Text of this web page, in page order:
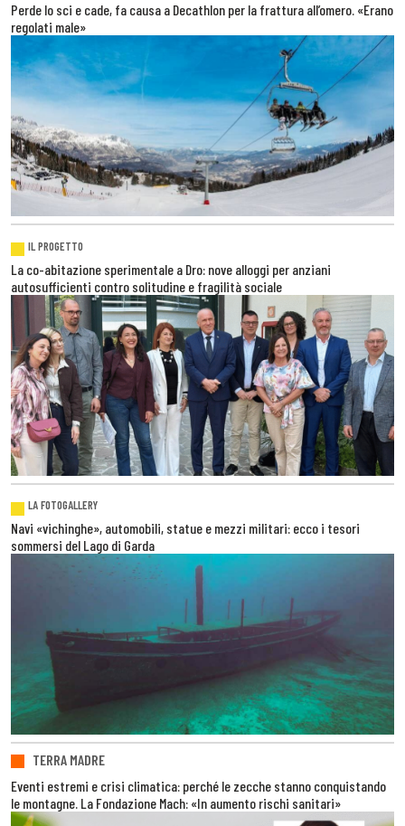
Perde lo sci e cade, fa causa a Decathlon per la frattura all’omero. «Erano
regolati male»
IL PROGETTO
La co-abitazione sperimentale a Dro: nove alloggi per anziani
autosufficienti contro solitudine e fragilità sociale
LA FOTOGALLERY
Navi «vichinghe», automobili, statue e mezzi militari: ecco i tesori
sommersi del Lago di Garda
TERRA MADRE
Eventi estremi e crisi climatica: perché le zecche stanno conquistando
le montagne. La Fondazione Mach: «In aumento rischi sanitari»